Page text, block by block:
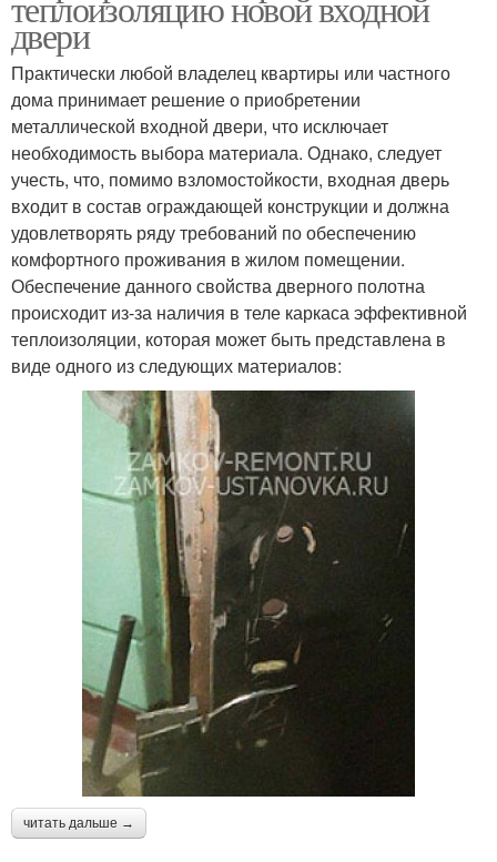
двери
Практически любой владелец квартиры или частного
дома принимает решение о приобретении
металлической входной двери, что исключает
необходимость выбора материала. Однако, следует
учесть, что, помимо взломостойкости, входная дверь
входит в состав ограждающей конструкции и должна
удовлетворять ряду требований по обеспечению
комфортного проживания в жилом помещении.
Обеспечение данного свойства дверного полотна
происходит из-за наличия в теле каркаса эффективной
теплоизоляции, которая может быть представлена в
виде одного из следующих материалов:
читать дальше →